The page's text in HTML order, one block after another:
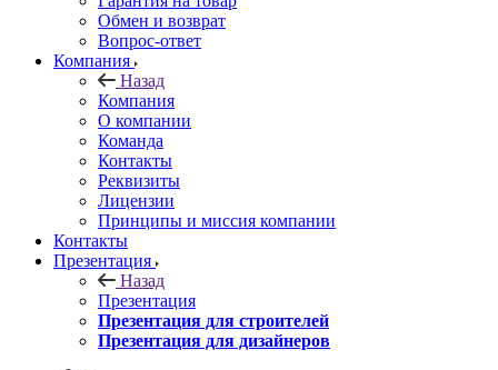
Обмен и возврат
Вопрос-ответ
Компания
Назад
Компания
О компании
Команда
Контакты
Реквизиты
Лицензии
Принципы и миссия компании
Контакты
Презентация
Назад
Презентация
Презентация для строителей
Презентация для дизайнеров